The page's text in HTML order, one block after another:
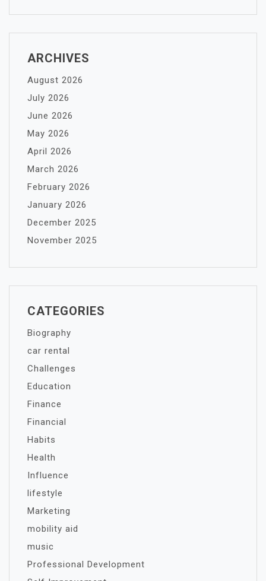
ARCHIVES
August 2026
July 2026
June 2026
May 2026
April 2026
March 2026
February 2026
January 2026
December 2025
November 2025
CATEGORIES
Biography
car rental
Challenges
Education
Finance
Financial
Habits
Health
Influence
lifestyle
Marketing
mobility aid
music
Professional Development